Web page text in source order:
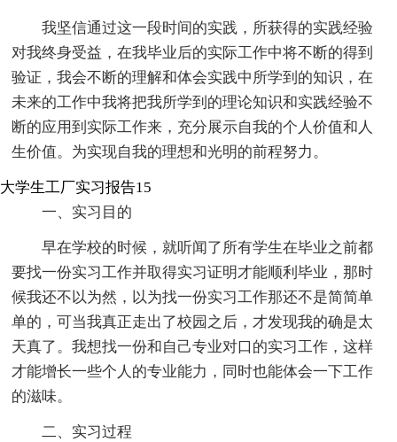
我坚信通过这一段时间的实践，所获得的实践经验
对我终身受益，在我毕业后的实际工作中将不断的得到
验证，我会不断的理解和体会实践中所学到的知识，在
未来的工作中我将把我所学到的理论知识和实践经验不
断的应用到实际工作来，充分展示自我的个人价值和人
生价值。为实现自我的理想和光明的前程努力。
大学生工厂实习报告15
一、实习目的
早在学校的时候，就听闻了所有学生在毕业之前都
要找一份实习工作并取得实习证明才能顺利毕业，那时
候我还不以为然，以为找一份实习工作那还不是简简单
单的，可当我真正走出了校园之后，才发现我的确是太
天真了。我想找一份和自己专业对口的实习工作，这样
才能增长一些个人的专业能力，同时也能体会一下工作
的滋味。
二、实习过程